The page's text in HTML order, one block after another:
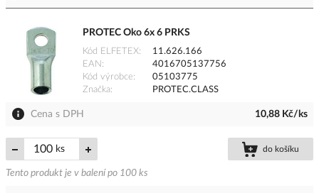
PROTEC Oko 6x 6 PRKS
Kód ELFETEX
11.626.166
EAN
4016705137756
Kód výrobce
05103775
Značka
PROTEC.CLASS
Cena s DPH 10,88 Kč/ks
ks do košíku
Tento produkt je v balení po 100 ks